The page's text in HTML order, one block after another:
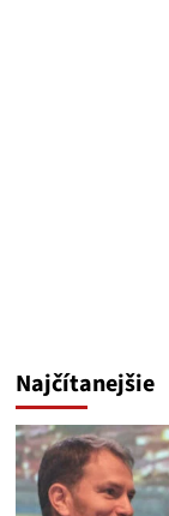
Najčítanejšie